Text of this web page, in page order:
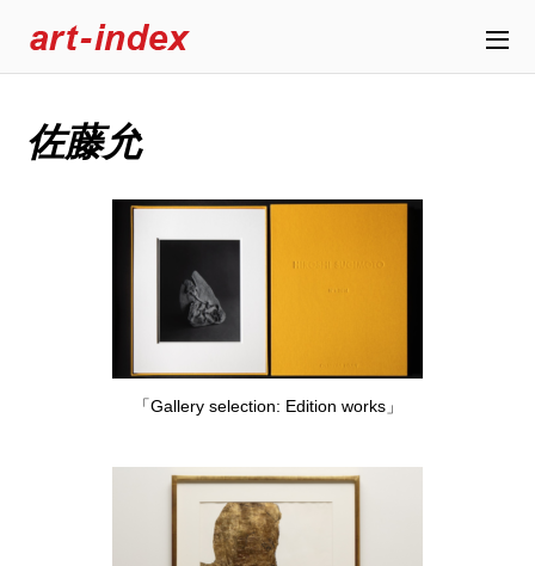
佐藤允
「Gallery selection: Edition works」